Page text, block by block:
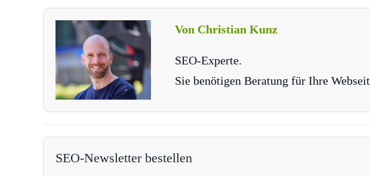
Von Christian Kunz
SEO-Experte.
Sie benötigen Beratung für Ihre
SEO-Newsletter bestellen